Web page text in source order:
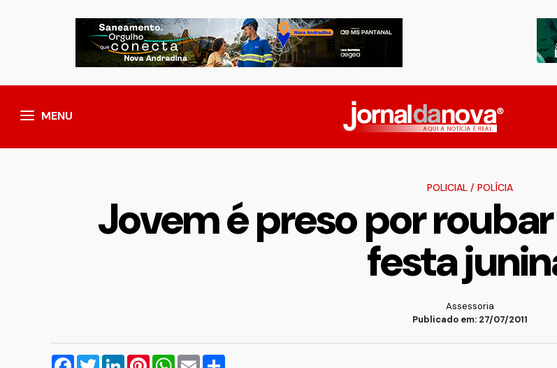
MENU
POLICIAL/ POLÍCIA
Jovem é preso por
festa
Assessoria
Publicado em: 27/07/2011
Facebook
TwitterLinkedInPinterestWhatsApp
Email